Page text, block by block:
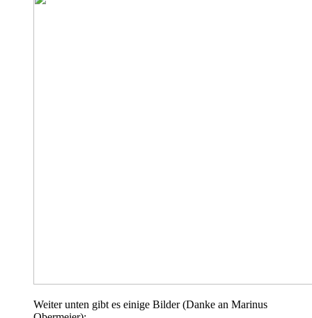
Weiter unten gibt es einige Bilder (Danke an Marinus